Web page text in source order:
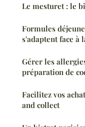
Le mesturet : le
Formules
s'adaptent face à
Gérer les
préparation de
Facilitez vos
and collect